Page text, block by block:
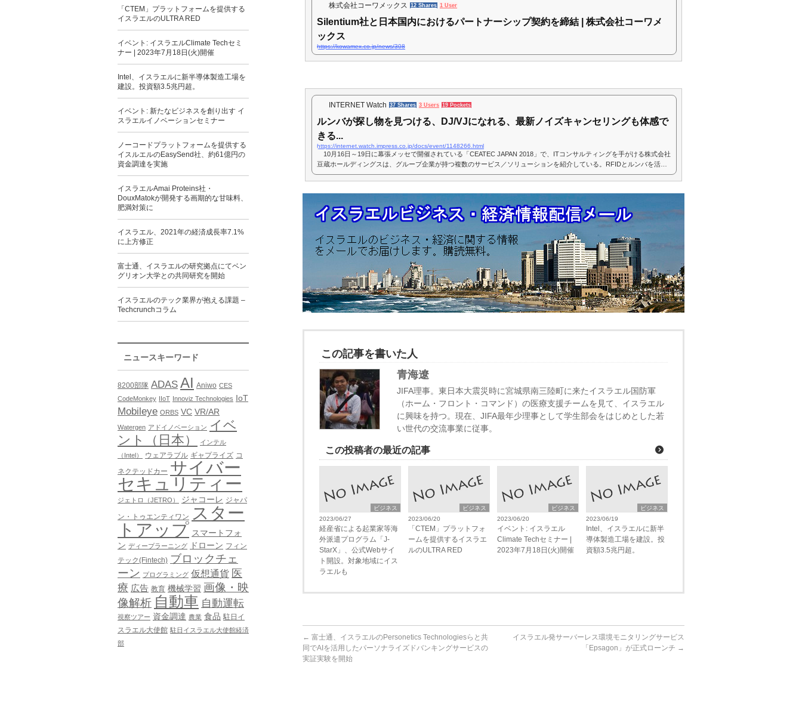
株式会社コーワメックス 12 Shares 1 User
Silentium社と日本国内におけるパートナーシップ契約を締結 | 株式会社コーワメ
ックス
https://kowamex.co.jp/news/308
INTERNET Watch 37 Shares 3 Users 19 Pockets
ルンバが探し物を見つける、DJ/VJになれる、最新ノイズキャンセリングも体感で
きる...
https://internet.watch.impress.co.jp/docs/event/1148266.html
10月16日～19日に幕張メッセで開催されている「CEATEC JAPAN 2018」で、ITコンサルティングを手がける株式会社
豆蔵ホールディングスは、グループ企業が持つ複数のサービス／ソリューションを紹介している。RFIDとルンバを活用
した探し物発見ソリューション、スマートフォン向けのDJ/VJアプリ、イスラエル発の高精度ノイズキャンセル技術と、
この記事を書いた人
青海遼
JIFA理事。東日本大震災時に宮城県南三陸町に来たイスラエル国防軍
（ホーム・フロント・コマンド）の医療支援チームを見て、イスラエル
に興味を持つ。現在、JIFA最年少理事として学生部会をはじめとした若
い世代の交流事業に従事。
この投稿者の最近の記事
ビジネス
2023/06/27
経産省による起業家等海
外派遣プログラム「J-
StarX」、公式Webサイ
ト開設。対象地域にイス
ラエルも
ビジネス
2023/06/20
「CTEM」プラットフォ
ームを提供するイスラエ
ルのULTRA RED
ビジネス
2023/06/20
イベント: イスラエル
Climate Techセミナー |
2023年7月18日(火)開催
ビジネス
2023/06/19
Intel、イスラエルに新半
導体製造工場を建設。投
資額3.5兆円超。
← 富士通、イスラエルのPersonetics Technologiesらと共
同でAIを活用したパーソナライズドバンキングサービスの
実証実験を開始
イスラエル発サーバーレス環境モニタリングサービス
「Epsagon」が正式ローンチ →
「CTEM」プラットフォームを提供する
イスラエルのULTRA RED
イベント: イスラエルClimate Techセミ
ナー | 2023年7月18日(火)開催
Intel、イスラエルに新半導体製造工場を
建設。投資額3.5兆円超。
イベント: 新たなビジネスを創り出す イ
スラエルイノベーションセミナー
ノーコードプラットフォームを提供する
イスルエルのEasySend社、約61億円の
資金調達を実施
イスラエルAmai Proteins社・
DouxMatokが開発する画期的な甘味料、
肥満対策に
イスラエル、2021年の経済成長率7.1%
に上方修正
富士通、イスラエルの研究拠点にてベン
グリオン大学との共同研究を開始
イスラエルのテック業界が抱える課題 –
Techcrunchコラム
ニュースキーワード
8200部隊 ADAS AI Aniwo CES
CodeMonkey IIoT Innoviz Technologies IoT
Mobileye ORBS VC VR/AR
Watergen アドイノベーション イベ
ント（日本）
インテル
（Intel）
ウェアラブル ギャプライズ コ
ネクテッドカー サイバー
セキュリティー
ジェトロ（JETRO） ジャコーレ ジャパ
ン・トゥエンティワン
スター
トアップ スマートフォ
ン ディープラーニング ドローン フィン
テック(Fintech) ブロックチェ
ーン プログラミング 仮想通貨 医
療 広告 教育 機械学習 画像・映
像解析 自動車 自動運転
視察ツアー 資金調達 農業 食品 駐日イ
スラエル大使館 駐日イスラエル大使館経済
部